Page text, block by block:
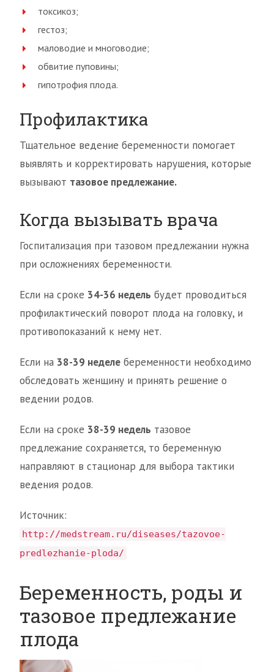
токсикоз;
гестоз;
маловодие и многоводие;
обвитие пуповины;
гипотрофия плода.
Профилактика
Тщательное ведение беременности помогает
выявлять и корректировать нарушения, которые
вызывают тазовое предлежание.
Когда вызывать врача
Госпитализация при тазовом предлежании нужна
при осложнениях беременности.
Если на сроке 34-36 недель будет проводиться
профилактический поворот плода на головку, и
противопоказаний к нему нет.
Если на 38-39 неделе беременности необходимо
обследовать женщину и принять решение о
ведении родов.
Если на сроке 38-39 недель тазовое
предлежание сохраняется, то беременную
направляют в стационар для выбора тактики
ведения родов.
Источник:
http://medstream.ru/diseases/tazovoe-
predlezhanie-ploda/
Беременность, роды и
тазовое предлежание
плода